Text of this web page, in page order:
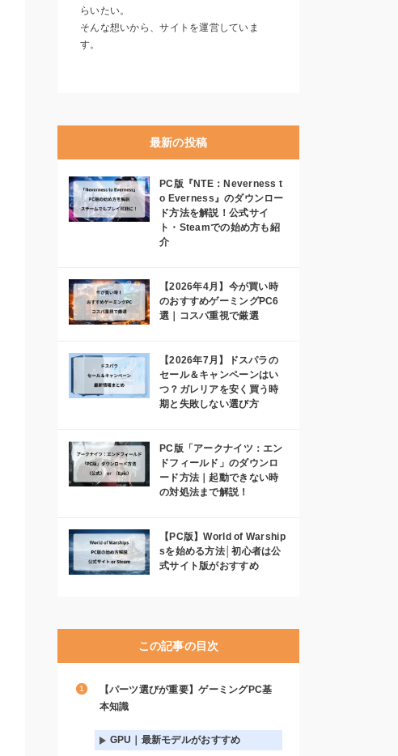
らいたい。
そんな想いから、サイトを運営していま
す。
最新の投稿
PC版『NTE：Neverness t
o Everness』のダウンロー
ド方法を解説！公式サイ
ト・Steamでの始め方も紹
介
【2026年4月】今が買い時
のおすすめゲーミングPC6
選｜コスパ重視で厳選
【2026年7月】ドスパラの
セール＆キャンペーンはい
つ？ガレリアを安く買う時
期と失敗しない選び方
PC版「アークナイツ：エン
ドフィールド」のダウンロ
ード方法｜起動できない時
の対処法まで解説！
【PC版】World of Warship
sを始める方法│初心者は公
式サイト版がおすすめ
この記事の目次
【パーツ選びが重要】ゲーミングPC基
本知識
GPU｜最新モデルがおすすめ